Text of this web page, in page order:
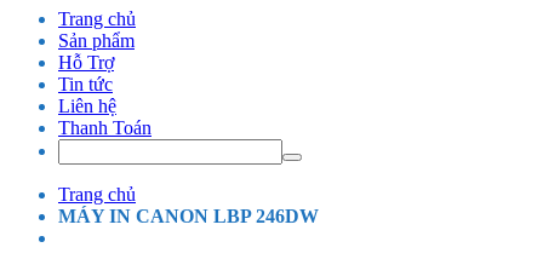
Trang chủ
Sản phẩm
Hỗ Trợ
Tin tức
Liên hệ
Thanh Toán
Trang chủ
MÁY IN CANON LBP 246DW